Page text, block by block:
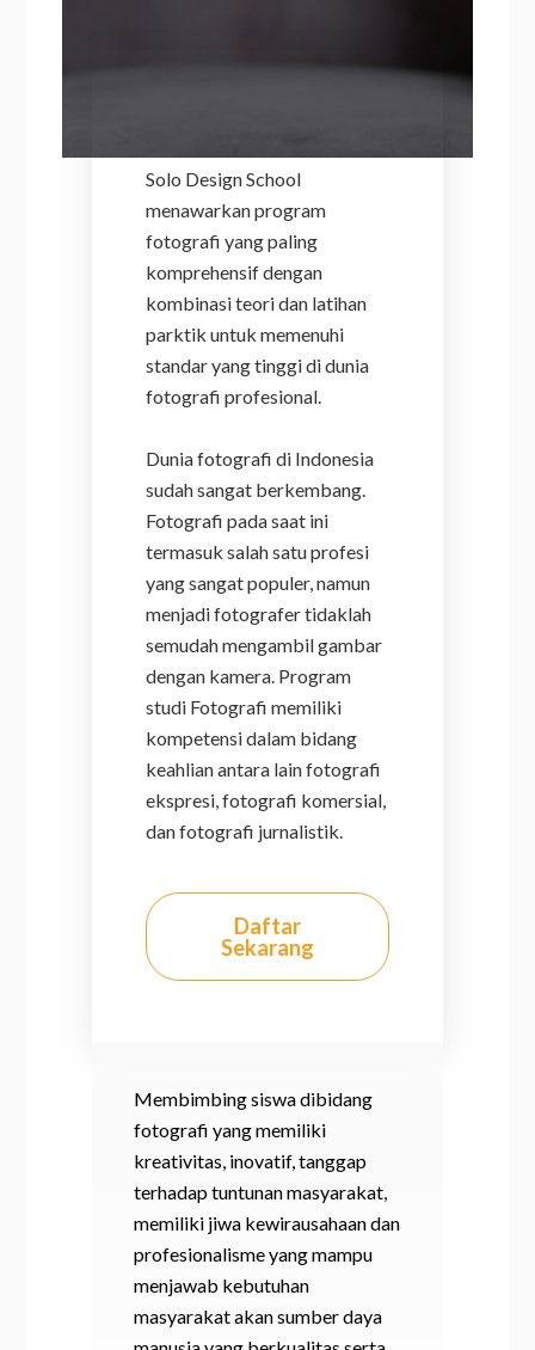
Solo Design School
menawarkan program
fotografi yang paling
komprehensif dengan
kombinasi teori dan latihan
parktik untuk memenuhi
standar yang tinggi di dunia
fotografi profesional.
Dunia fotografi di Indonesia
sudah sangat berkembang.
Fotografi pada saat ini
termasuk salah satu profesi
yang sangat populer, namun
menjadi fotografer tidaklah
semudah mengambil gambar
dengan kamera. Program
studi Fotografi memiliki
kompetensi dalam bidang
keahlian antara lain fotografi
ekspresi, fotografi komersial,
dan fotografi jurnalistik.
Daftar
Sekarang
Membimbing siswa dibidang
fotografi yang memiliki
kreativitas, inovatif, tanggap
terhadap tuntunan masyarakat,
memiliki jiwa kewirausahaan dan
profesionalisme yang mampu
menjawab kebutuhan
masyarakat akan sumber daya